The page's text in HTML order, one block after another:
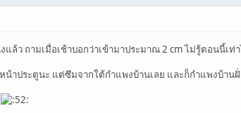
ล้ว ถามเมื่อเช้าบอกว่าเข้ามาประมาณ 2 cm ไม่รู้ตอนนี้เท่
น้าประตูนะ แต่ซึมจากใต้กำแพงบ้านเลย และก็กำแพงบ้าน